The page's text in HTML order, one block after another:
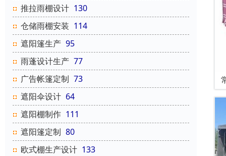
推拉雨棚设计 130
仓储雨棚安装 114
遮阳篷生产 95
雨蓬设计生产 77
广告帐篷定制 73
遮阳伞设计 64
遮阳棚制作 111
遮阳篷定制 80
欧式棚生产设计 133